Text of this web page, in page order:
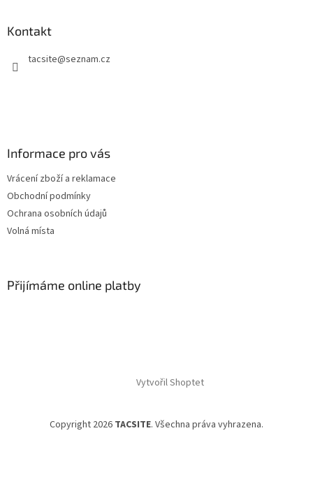
Kontakt
tacsite@seznam.cz
Informace pro vás
Vrácení zboží a reklamace
Obchodní podmínky
Ochrana osobních údajů
Volná místa
Přijímáme online platby
Vytvořil Shoptet
Copyright 2026 TACSITE. Všechna práva vyhrazena.